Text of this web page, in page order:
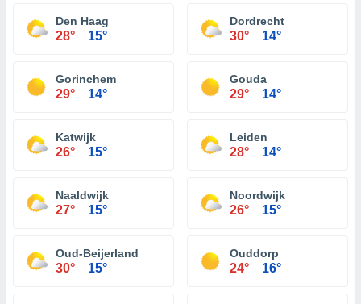
Den Haag
28° 15°
Dordrecht
30° 14°
Gorinchem
29° 14°
Gouda
29° 14°
Katwijk
26° 15°
Leiden
28° 14°
Naaldwijk
27° 15°
Noordwijk
26° 15°
Oud-Beijerland
30° 15°
Ouddorp
24° 16°